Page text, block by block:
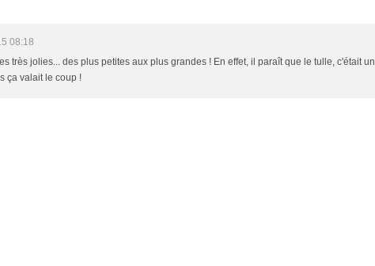
08:18
très jolies... des plus petites aux plus grandes ! En effet, il paraît que le tulle, c'était un
ça valait le coup !